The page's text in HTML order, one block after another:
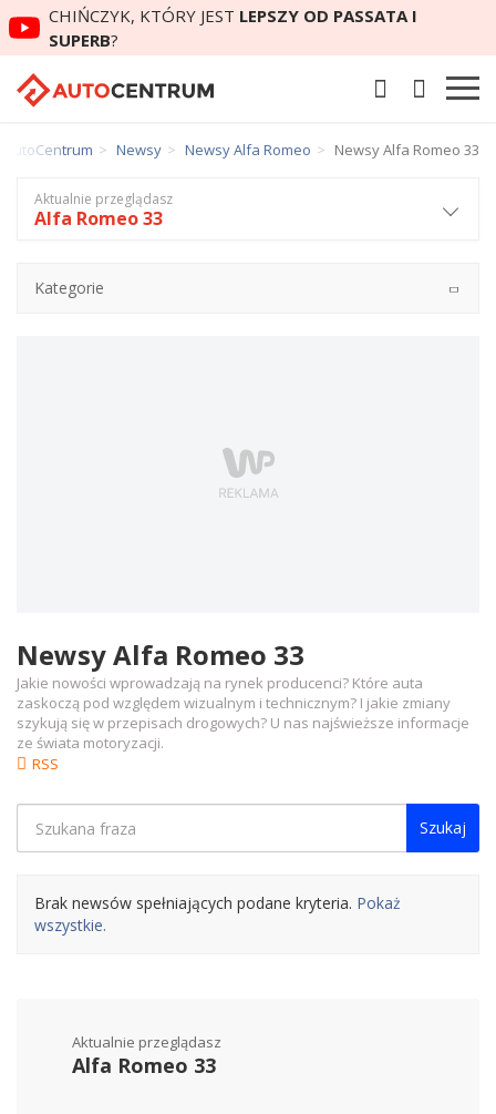
CHIŃCZYK, KTÓRY JEST LEPSZY OD PASSATA I
SUPERB?
AutoCentrum Newsy Newsy Alfa Romeo Newsy Alfa Romeo 33
Newsy Alfa Romeo 33
RSS
Jakie nowości wprowadzają na rynek producenci? Które auta
zaskoczą pod względem wizualnym i technicznym? I jakie zmiany
szykują się w przepisach drogowych? U nas najświeższe informacje
ze świata motoryzacji.
Szukaj
Brak newsów spełniających podane kryteria. Pokaż
wszystkie.
Aktualnie przeglądasz
Alfa Romeo 33
Kategorie
Aktualnie przeglądasz
Alfa Romeo 33